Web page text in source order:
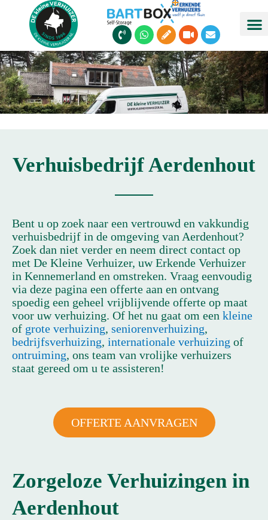
P
h
o
n
e
-
v
o
u
W
h
a
t
s
a
p
p
P
e
n
c
i
l
-
a
l
t
V
i
d
e
o
E
n
v
e
l
o
p
e
Verhuisbedrijf Aerdenhout
Bent u op zoek naar een vertrouwd en vakkundig
verhuisbedrijf in de omgeving van Aerdenhout?
Zoek dan niet verder en neem direct contact op
met De Kleine Verhuizer, uw Erkende Verhuizer
in Kennemerland en omstreken. Vraag eenvoudig
via deze pagina een offerte aan en ontvang
spoedig een geheel vrijblijvende offerte op maat
voor uw verhuizing. Of het nu gaat om een kleine
of grote verhuizing, seniorenverhuizing,
bedrijfsverhuizing, internationale verhuizing of
ontruiming, ons team van vrolijke verhuizers
staat gereed om u te assisteren!
OFFERTE AANVRAGEN
Zorgeloze Verhuizingen in
Aerdenhout